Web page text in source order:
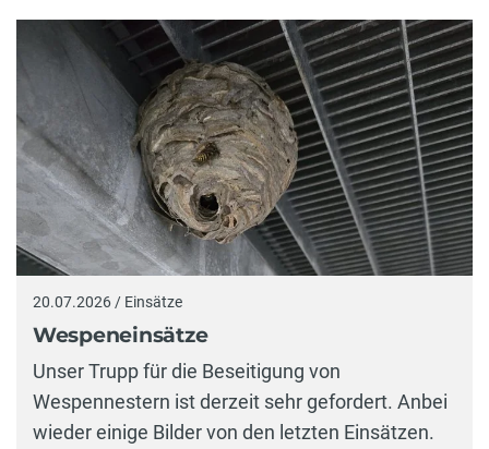
20.07.2026 / Einsätze
Wespeneinsätze
Unser Trupp für die Beseitigung von
Wespennestern ist derzeit sehr gefordert. Anbei
wieder einige Bilder von den letzten Einsätzen.